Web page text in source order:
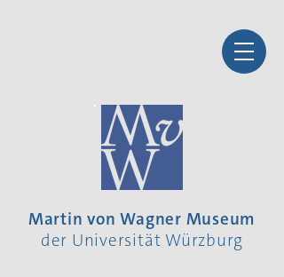
Martin von Wagner Museum
der Universität Würzburg